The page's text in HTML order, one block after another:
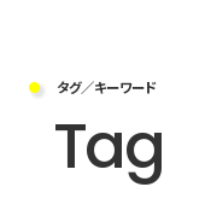
タグ／キーワード
Tag